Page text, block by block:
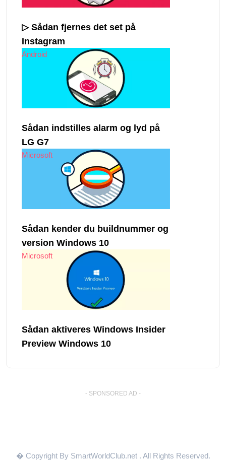
▷ Sådan fjernes det set på
Instagram
Android
Sådan indstilles alarm og lyd på
LG G7
Microsoft
Sådan kender du buildnummer og
version Windows 10
Microsoft
Sådan aktiveres Windows Insider
Preview Windows 10
- SPONSORED AD -
� Copyright By SmartWorldClub.net . All Rights Reserved.